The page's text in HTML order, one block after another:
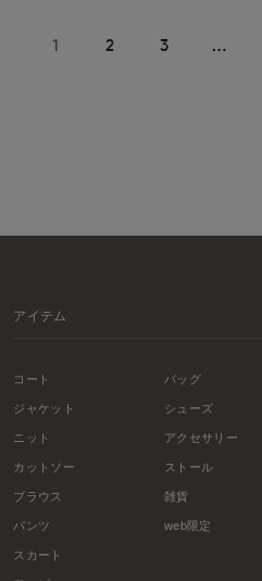
1 2 3 …
アイテム
コート
ジャケット
ニット
カットソー
ブラウス
パンツ
スカート
バッグ
シューズ
アクセサリー
ストール
雑貨
web限定